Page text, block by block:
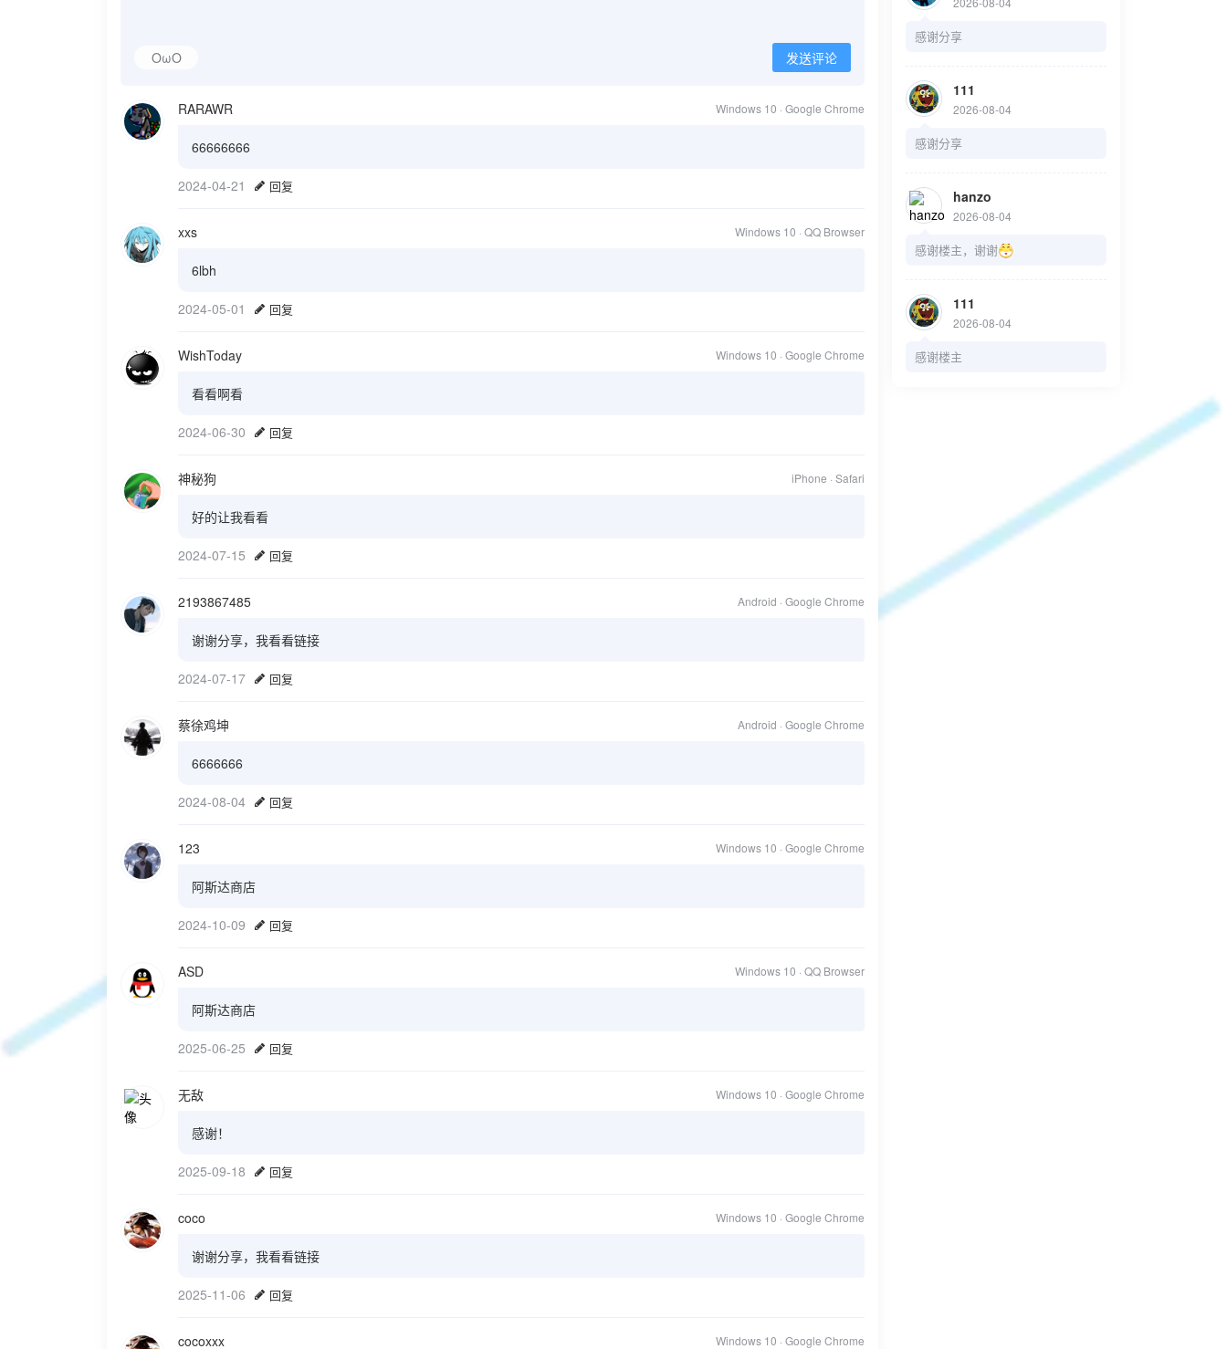
OωO 发送评论
RARAWR Windows 10 · Google Chrome
66666666
2024-04-21 回复
xxs Windows 10 · QQ Browser
6lbh
2024-05-01 回复
WishToday Windows 10 · Google Chrome
看看啊看
2024-06-30 回复
神秘狗 iPhone · Safari
好的让我看看
2024-07-15 回复
2193867485 Android · Google Chrome
谢谢分享，我看看链接
2024-07-17 回复
蔡徐鸡坤 Android · Google Chrome
6666666
2024-08-04 回复
123 Windows 10 · Google Chrome
阿斯达商店
2024-10-09 回复
ASD Windows 10 · QQ Browser
阿斯达商店
2025-06-25 回复
无敌 Windows 10 · Google Chrome
感谢！
2025-09-18 回复
coco Windows 10 · Google Chrome
谢谢分享，我看看链接
2025-11-06 回复
cocoxxx Windows 10 · Google Chrome
感谢分享
111
2026-08-04
感谢分享
hanzo
2026-08-04
感谢楼主，谢谢
111
2026-08-04
感谢楼主